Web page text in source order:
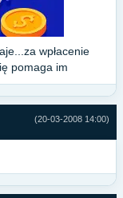
wpłacenie
pomaga im
(20-03-2008 14:00)